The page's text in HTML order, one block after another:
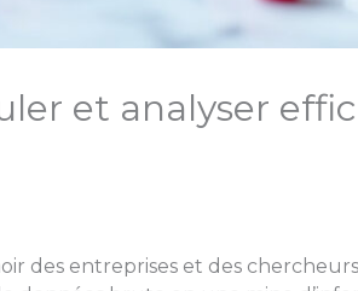
et analyser
des entreprises et des